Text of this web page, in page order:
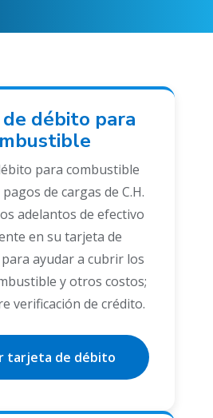
débito para
para combustible
de cargas de C.H.
adelantos de efectivo
en su tarjeta de
ayudar a cubrir los
y otros costos;
verificación de crédito.
tarjeta de débito